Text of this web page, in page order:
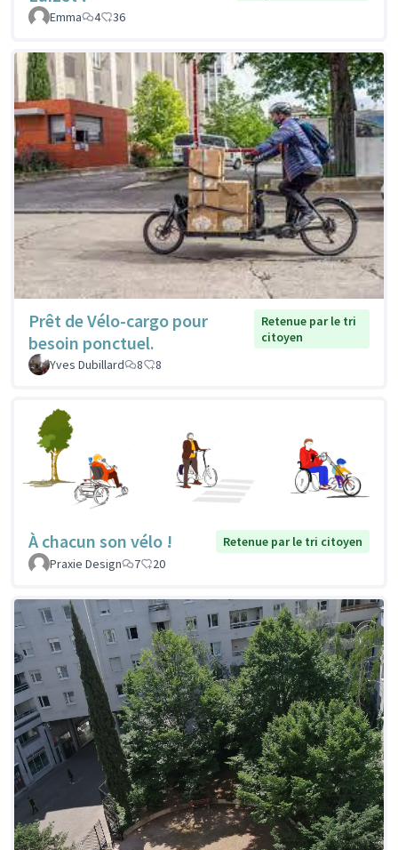
Emma
4 36
Prêt de Vélo-cargo pour
besoin ponctuel.
Retenue par le tri
citoyen
Yves Dubillard
8 8
À chacun son vélo !
Retenue par le tri citoyen
Praxie Design
7 20